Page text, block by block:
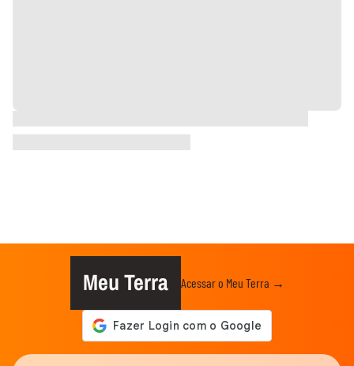
Meu Terra Acessar o Meu Terra →